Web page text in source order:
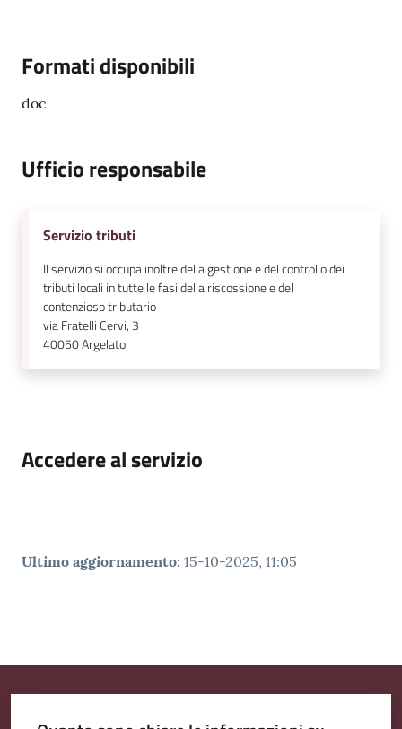
Formati disponibili
doc
Ufficio responsabile
Servizio tributi
Il servizio si occupa inoltre della gestione e del controllo dei
tributi locali in tutte le fasi della riscossione e del
contenzioso tributario
via Fratelli Cervi, 3
40050Argelato
Accedere al servizio
Ultimo aggiornamento: 15-10-2025, 11:05